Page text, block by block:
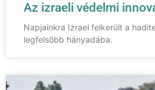
Az izraeli védelmi
Napjainkra Izrael felkerült a
legfelsőbb hányadába.